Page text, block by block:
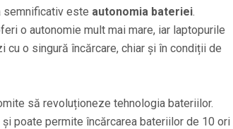
semnificativ este autonomia bateriei.
o autonomie mult mai mare, iar laptopurile
o singură încărcare, chiar și în condiții de
să revoluționeze tehnologia bateriilor.
poate permite încărcarea bateriilor de 10 ori